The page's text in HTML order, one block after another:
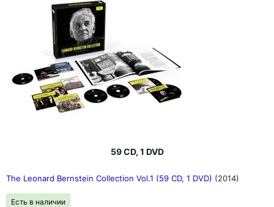
59 CD, 1 DVD
The Leonard Bernstein Collection Vol.1 (59 CD, 1 DVD) (2014)
Есть в наличии